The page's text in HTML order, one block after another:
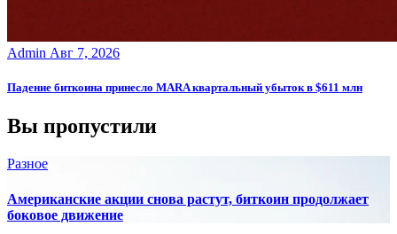
Admin Авг 7, 2026
Падение биткоина принесло MARA квартальный убыток в $611 млн
Вы пропустили
Разное
Американские акции снова растут, биткоин продолжает
боковое движение